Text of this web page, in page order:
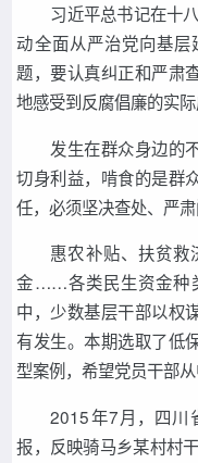
习近平总书记在十
动全面从严治党向基
题，要认真纠正和严肃
地感受到反腐倡廉的实
发生在群众身边的
切身利益，啃食的是群
任，必须坚决查处、严肃
惠农补贴、扶贫
金……各类民生资金种
中，少数基层干部以权
有发生。本期选取了低
型案例，希望党员干部
2015年7月，四川
报，反映骑马乡某村村